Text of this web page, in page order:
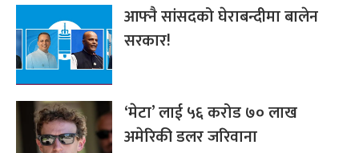
आफ्नै सांसदको घेराबन्दीमा बालेन
सरकार!
‘मेटा’ लाई ५६ करोड ७० लाख
अमेरिकी डलर जरिवाना